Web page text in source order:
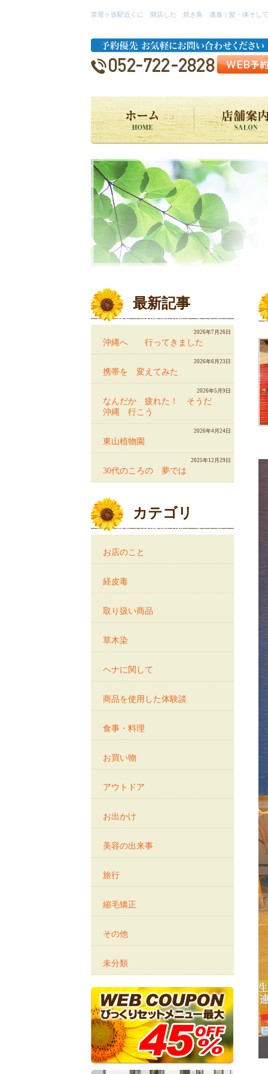
茶屋ヶ坂駅近くに 開店した 焼き鳥 邁進｜髪・体そして
最新記事
沖縄へ 行ってきました
2026年7月26日
携帯を 変えてみた
2026年6月23日
なんだか 疲れた！ そうだ
沖縄 行こう
2026年5月9日
東山植物園
2026年4月24日
30代のころの 夢では
2025年12月29日
カテゴリ
お店のこと
経皮毒
取り扱い商品
草木染
ヘナに関して
商品を使用した体験談
食事・料理
お買い物
アウトドア
お出かけ
美容の出来事
旅行
縮毛矯正
その他
未分類